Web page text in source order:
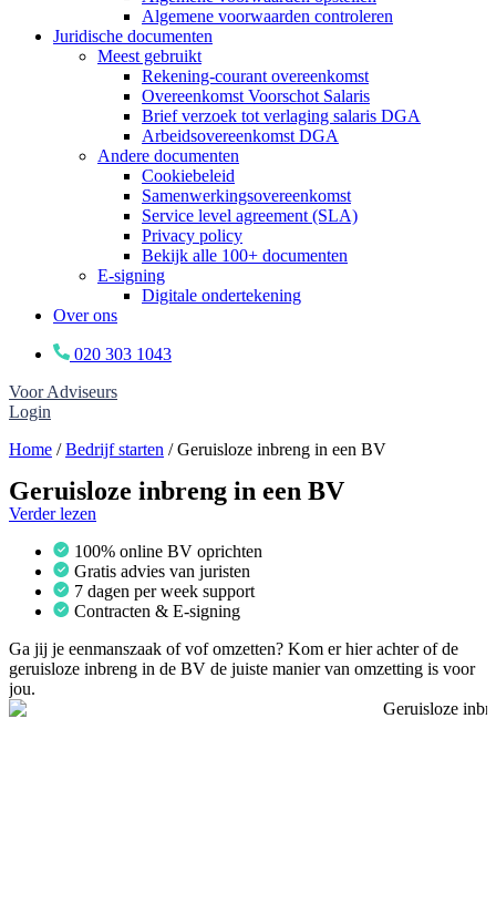
Algemene voorwaarden controleren
Juridische documenten
Meest gebruikt
Rekening-courant overeenkomst
Overeenkomst Voorschot Salaris
Brief verzoek tot verlaging salaris DGA
Arbeidsovereenkomst DGA
Andere documenten
Cookiebeleid
Samenwerkingsovereenkomst
Service level agreement (SLA)
Privacy policy
Bekijk alle 100+ documenten
E-signing
Digitale ondertekening
Over ons
020 303 1043
Voor Adviseurs
Login
Home /Bedrijf starten /Geruisloze inbreng in een BV
Geruisloze inbreng in een BV
Verder lezen
100% online BV oprichten
Gratis advies van juristen
7 dagen per week support
Contracten & E-signing
Ga jij je eenmanszaak of vof omzetten? Kom er hier achter of de
geruisloze inbreng in de BV de juiste manier van omzetting is voor
jou.